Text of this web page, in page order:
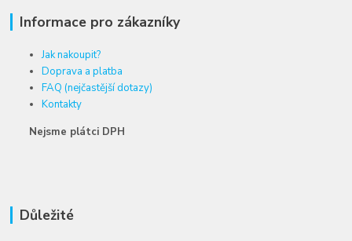
Informace pro zákazníky
Jak nakoupit?
Doprava a platba
FAQ (nejčastější dotazy)
Kontakty
Nejsme plátci DPH
Důležité